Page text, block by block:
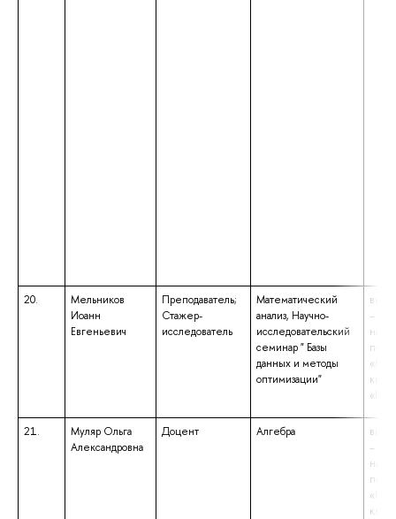
20.
Мельников
Иоанн
Евгеньевич
Преподаватель;
Стажер-
исследователь
Математический
анализ, Научно-
исследовательский
семинар " Базы
данных и методы
оптимизации"
–
21.
Муляр Ольга
Александровна
Доцент Алгебра
–